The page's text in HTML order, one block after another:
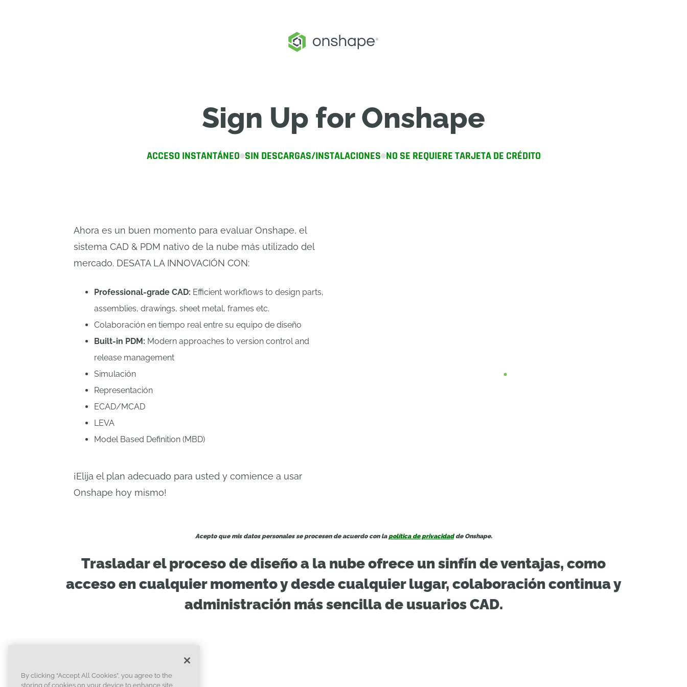
Sign Up for Onshape
ACCESO INSTANTÁNEO SIN DESCARGAS/INSTALACIONES NO SE REQUIERE TARJETA DE CRÉDITO
Ahora es un buen momento para evaluar Onshape, el
sistema CAD & PDM nativo de la nube más utilizado del
mercado. DESATA LA INNOVACIÓN CON:
Professional-grade CAD: Efficient workflows to design parts,
assemblies, drawings, sheet metal, frames etc.
Colaboración en tiempo real entre su equipo de diseño
Built-in PDM: Modern approaches to version control and
release management
Simulación
Representación
ECAD/MCAD
LEVA
Model Based Definition (MBD)
¡Elija el plan adecuado para usted y comience a usar
Onshape hoy mismo!
Acepto que mis datos personales se procesen de acuerdo con lapolítica de privacidadde Onshape.
Trasladar el proceso de diseño a la nube ofrece un sinfín de ventajas, como
acceso en cualquier momento y desde cualquier lugar, colaboración continua y
administración más sencilla de usuarios CAD.
By clicking “Accept All Cookies”, you agree to the
storing of cookies on your device to enhance site